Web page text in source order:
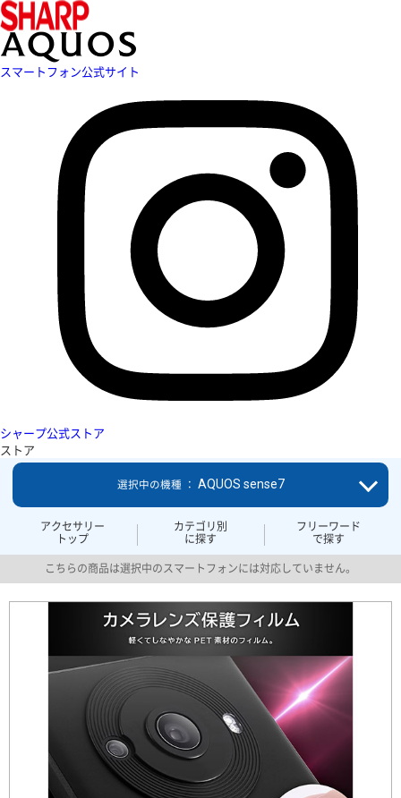
スマートフォン公式サイト
シャープ公式ストア
ストア
アクセサリー
トップ
カテゴリ別
に探す
フリーワード
で探す
選択中の機種 ： AQUOS sense7
こちらの商品は選択中のスマートフォンには対応していません。